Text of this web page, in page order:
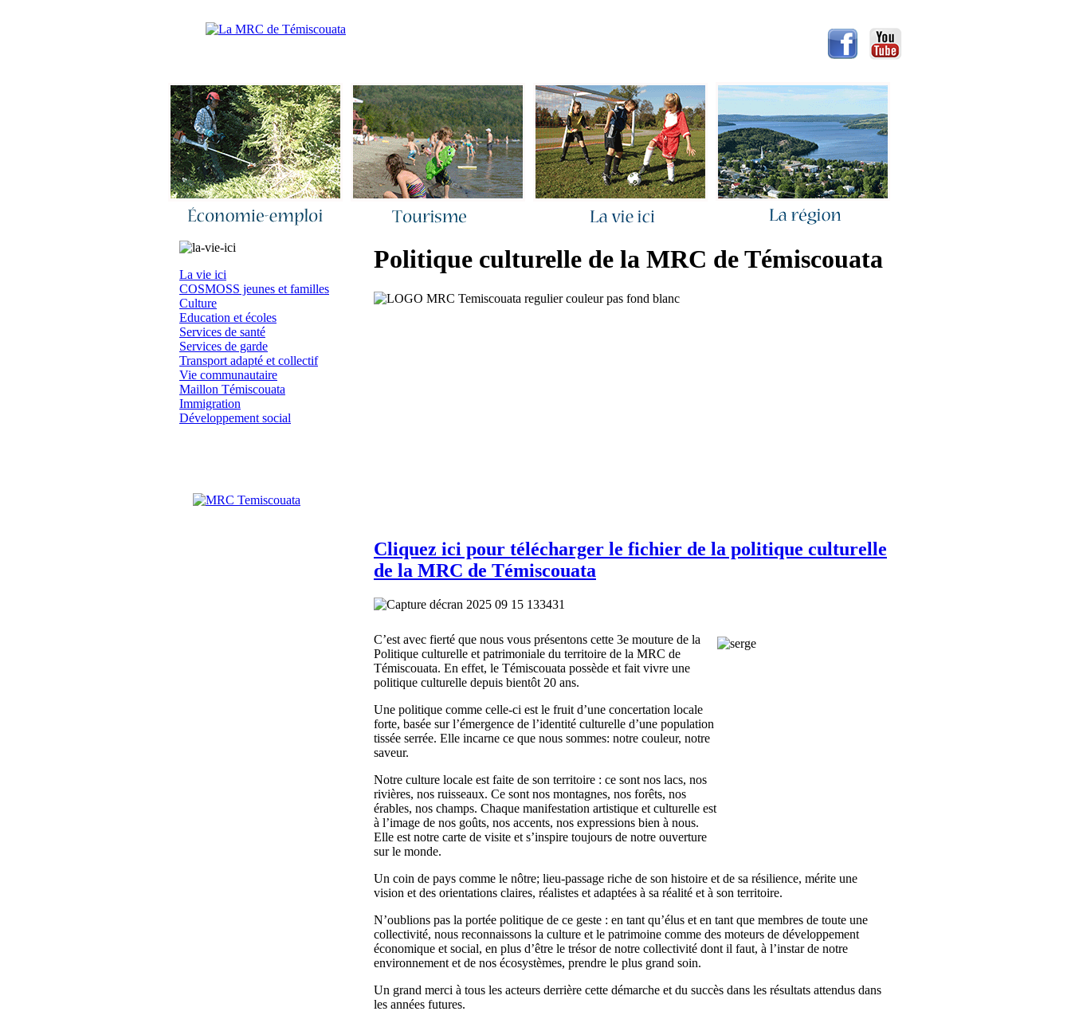
La vie ici
COSMOSS jeunes et familles
Culture
Education et écoles
Services de santé
Services de garde
Transport adapté et collectif
Vie communautaire
Maillon Témiscouata
Immigration
Développement social
Politique culturelle de la MRC de Témiscouata
Cliquez ici pour télécharger le fichier de la politique culturelle
de la MRC de Témiscouata
C’est avec fierté que nous vous présentons cette 3e mouture de la
Politique culturelle et patrimoniale du territoire de la MRC de
Témiscouata. En effet, le Témiscouata possède et fait vivre une
politique culturelle depuis bientôt 20 ans.
Une politique comme celle-ci est le fruit d’une concertation locale
forte, basée sur l’émergence de l’identité culturelle d’une population
tissée serrée. Elle incarne ce que nous sommes: notre couleur, notre
saveur.
Notre culture locale est faite de son territoire : ce sont nos lacs, nos
rivières, nos ruisseaux. Ce sont nos montagnes, nos forêts, nos
érables, nos champs. Chaque manifestation artistique et culturelle est
à l’image de nos goûts, nos accents, nos expressions bien à nous.
Elle est notre carte de visite et s’inspire toujours de notre ouverture
sur le monde.
Un coin de pays comme le nôtre; lieu-passage riche de son histoire et de sa résilience, mérite une
vision et des orientations claires, réalistes et adaptées à sa réalité et à son territoire.
N’oublions pas la portée politique de ce geste : en tant qu’élus et en tant que membres de toute une
collectivité, nous reconnaissons la culture et le patrimoine comme des moteurs de développement
économique et social, en plus d’être le trésor de notre collectivité dont il faut, à l’instar de notre
environnement et de nos écosystèmes, prendre le plus grand soin.
Un grand merci à tous les acteurs derrière cette démarche et du succès dans les résultats attendus dans
les années futures.